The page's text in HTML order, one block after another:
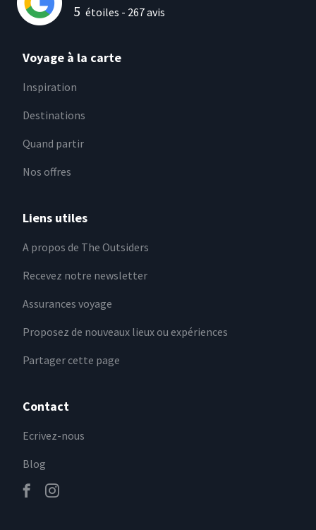
5 étoiles - 267avis
Voyage à la carte
Inspiration
Destinations
Quand partir
Nos offres
Liens utiles
A propos de The Outsiders
Recevez notre newsletter
Assurances voyage
Proposez de nouveaux lieux ou expériences
Partager cette page
Contact
Ecrivez-nous
Blog